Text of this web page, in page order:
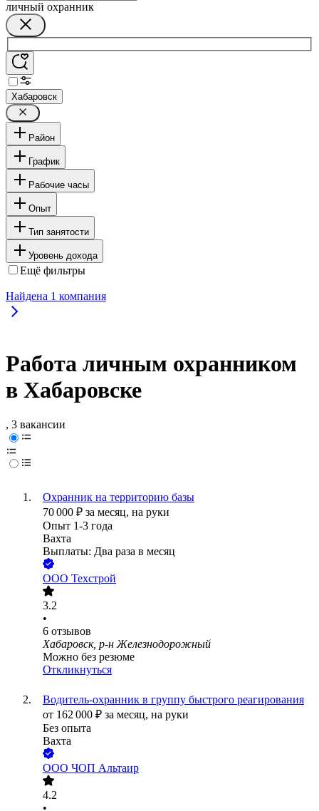
личный охранник
Хабаровск
Район
График
Рабочие часы
Опыт
Тип занятости
Уровень дохода
Ещё фильтры
Найдена 1 компания
Работа личным охранником
в Хабаровске
, 3 вакансии
Охранник на территорию базы
70 000 ₽ за месяц, на руки
Опыт 1-3 года
Вахта
Выплаты: Два раза в месяц
ООО Техстрой
3.2
•
6 отзывов
Хабаровск, р-н Железнодорожный
Можно без резюме
Откликнуться
Водитель-охранник в группу быстрого реагирования
от 162 000 ₽ за месяц, на руки
Без опыта
Вахта
ООО ЧОП Альтаир
4.2
•